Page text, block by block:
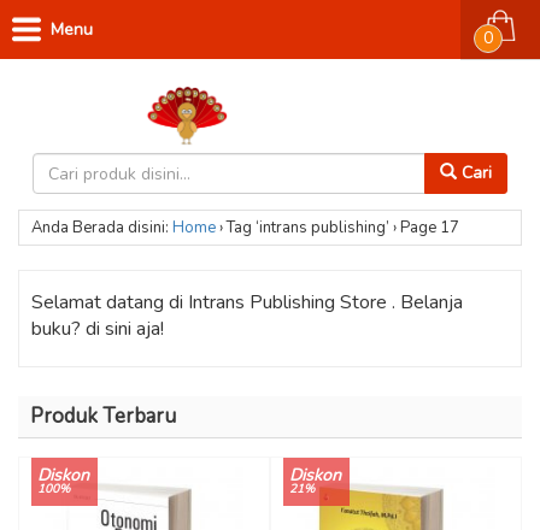
Cari
0
Menu
Anda Berada disini: Home›Tag ‘intrans publishing’ ›Page 17
Selamat datang di Intrans Publishing Store . Belanja
buku? di sini aja!
Produk Terbaru
Diskon
100%
Diskon
21%